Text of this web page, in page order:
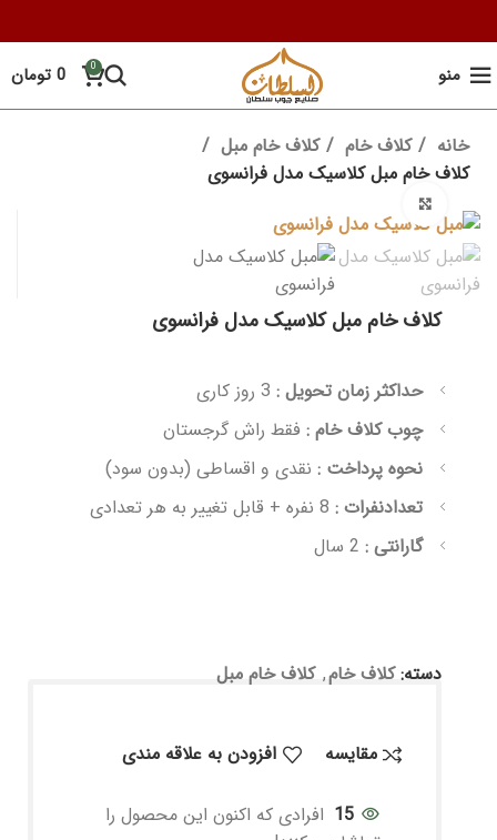
منو 0
0 تومان
خانه کلاف خام
کلاف خام مبل
کلاف خام مبل کلاسیک مدل فرانسوی
کلاف خام مبل کلاسیک مدل فرانسوی
حداکثر زمان تحویل :
چوب کلاف خام : فقط راش گرجستان
نحوه پرداخت : نقدی و اقساطی (بدون سود)
تعدادنفرات :
گارانتی :
دسته: کلاف خام, کلاف خام مبل
مقايسه افزودن به علاقه مندی
15 افرادی که اکنون این محصول را